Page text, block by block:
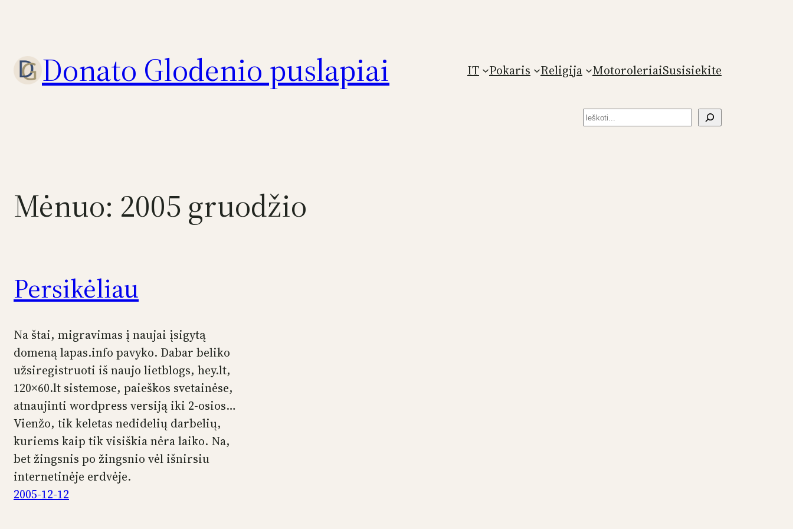
Donato Glodenio puslapiai IT Pokaris Religija MotoroleriaiSusisiekite
Paieška
Mėnuo: 2005 gruodžio
Persikėliau
Na štai, migravimas į naujai įsigytą
domeną lapas.info pavyko. Dabar beliko
užsiregistruoti iš naujo lietblogs, hey.lt,
120×60.lt sistemose, paieškos svetainėse,
atnaujinti wordpress versiją iki 2-osios…
Vienžo, tik keletas nedidelių darbelių,
kuriems kaip tik visiškia nėra laiko. Na,
bet žingsnis po žingsnio vėl išnirsiu
internetinėje erdvėje.
2005-12-12